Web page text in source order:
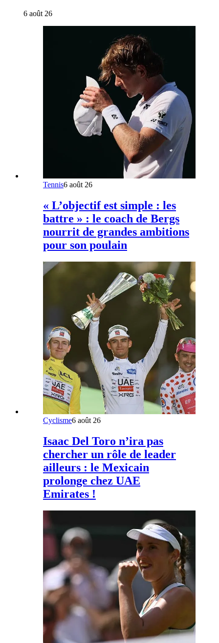
6 août 26
Tennis6 août 26
« L’objectif est simple : les
battre » : le coach de Bergs
nourrit de grandes ambitions
pour son poulain
Cyclisme6 août 26
Isaac Del Toro n’ira pas
chercher un rôle de leader
ailleurs : le Mexicain
prolonge chez UAE
Emirates !